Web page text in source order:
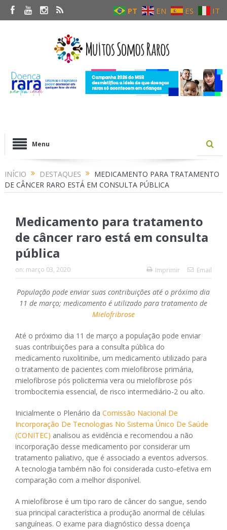
PT EN ES IT
Menu
INÍCIO DESTAQUES
MEDICAMENTO PARA TRATAMENTO
DE CÂNCER RARO ESTÁ EM CONSULTA PÚBLICA
Medicamento para tratamento
de câncer raro está em consulta
pública
on: março 03, 2020 Imprimir Email
População pode enviar suas contribuições até o próximo dia
11 de março; medicamento é utilizado para tratamento de
Mielofribrose
Até o próximo dia 11 de março a população pode enviar
suas contribuições para a consulta pública do
medicamento ruxolitinibe, um medicamento utilizado para
o tratamento de pacientes com mielofibrose primária,
mielofibrose pós policitemia vera ou mielofibrose pós
trombocitemia essencial, de risco intermediário-2 ou alto.
Inicialmente o Plenário da Comissão Nacional De
Incorporação De Tecnologias No Sistema Único De Saúde
(CONITEC) analisou as evidência e recomendou a não
incorporação desse medicamento por considerar um
tratamento paliativo, que é associado a eventos adversos.
A tecnologia também não foi considerada custo-efetiva em
comparação com a melhor disponível.
A mielofibrose é um tipo raro de câncer do sangue, sendo
sua principal característica a produção anormal de células
sanguíneas. O exame para diagnóstico dessa doença